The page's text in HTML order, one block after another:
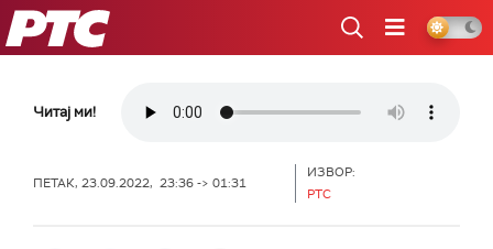
РТС
Читај ми!
ПЕТАК, 23.09.2022, 23:36 -> 01:31
ИЗВОР:
РТС